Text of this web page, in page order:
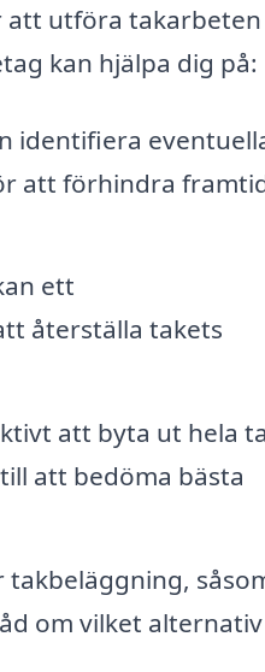
att utföra
kan hjälpa dig på:
identifiera
att förhindra
ett
återställa takets
att byta ut hela
att bedöma bästa
om vilket